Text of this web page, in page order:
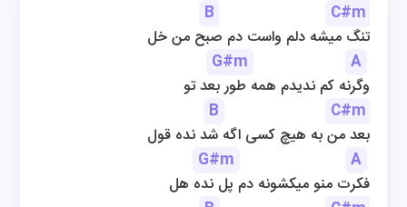
B
C#m
تنگ میشه دلم واست دم صبح من خل
G#m
A
وگرنه کم ندیدم همه طور بعد تو
B
C#m
بعد من به هیچ کسی اگه شد نده قول
G#m
A
فکرت منو میکشونه دم پل نده هل